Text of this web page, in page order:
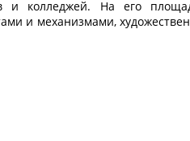
и колледжей. На его
и механизмами,